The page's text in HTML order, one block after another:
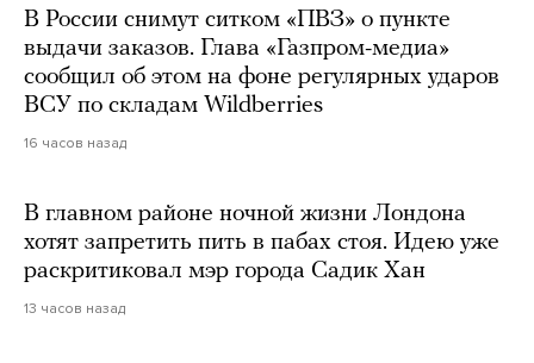
В России снимут ситком «ПВЗ» о пункте
выдачи заказов. Глава «Газпром-медиа»
сообщил об этом на фоне регулярных ударов
ВСУ по складам Wildberries
16 часов назад
В главном районе ночной жизни Лондона
хотят запретить пить в пабах стоя. Идею уже
раскритиковал мэр города Садик Хан
13 часов назад